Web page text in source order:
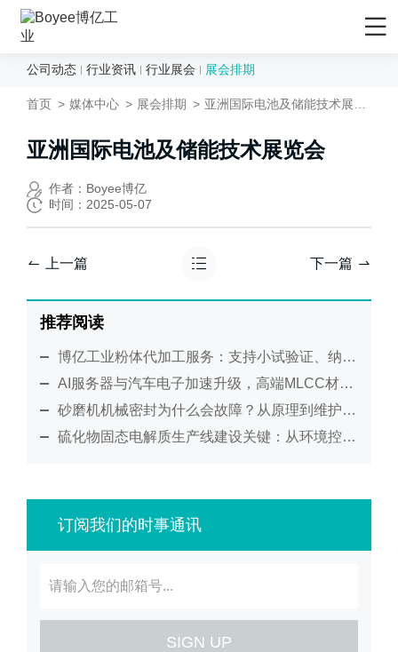
首页
产品/解决方案
应用领域
矿物&矿产
化妆品
农药
食品行业
新能源负极材料
新能源正极材料
燃料电池
数码喷墨
印刷油墨
售后服务
EPC工程服务
资料下载
技术视频
研发与制造
FAQ
媒体中心
公司介绍
品牌解析
发展历程
荣誉证书
联系我们
联系我们
公司动态 行业资讯 行业展会 展会排期
首页 媒体中心 展会排期
亚洲国际电池及储能技术展览会
作者：Boyee博亿
时间：2025-05-07
上一篇 下一篇
推荐阅读
博亿工业粉体代加工服务：支持小试验证、纳米研磨及工艺放大
AI服务器与汽车电子加速升级，高端MLCC材料制造迎来新考验
砂磨机机械密封为什么会故障？从原理到维护全面解析
硫化物固态电解质生产线建设关键：从环境控制到工艺集成的系统化解决方案
订阅我们的时事通讯
SIGN UP